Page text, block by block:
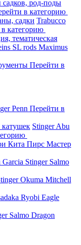
род-поды
в категорию
садки Trabucco
категорию
тематическая
SL rods Maximus
Перейти в
Penn Перейти в
StingerAbu
Кита Пирс Мастер
Garcia Stinger Salmo
Okuma Mitchell
Ryobi Eagle
Salmo Dragon